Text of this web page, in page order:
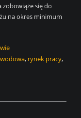
zobowiąże się do
na okres minimum
, rynek pracy,